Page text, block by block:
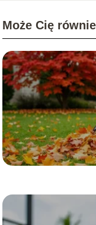
Może Cię